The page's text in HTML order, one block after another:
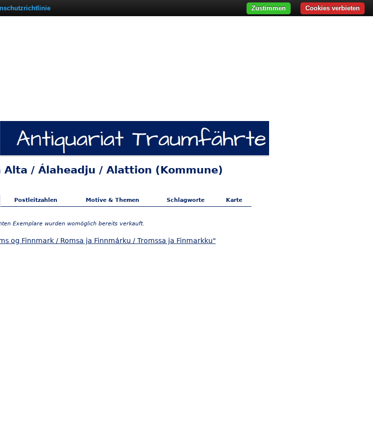
/ Álaheadju / Alattion (Kommune)
Postleitzahlen Motive & Themen Schlagworte Karte
Exemplare wurden womöglich bereits verkauft.
og Finnmark / Romsa ja Finnmárku / Tromssa ja Finmarkku"
Cookies verbieten
Zustimmen